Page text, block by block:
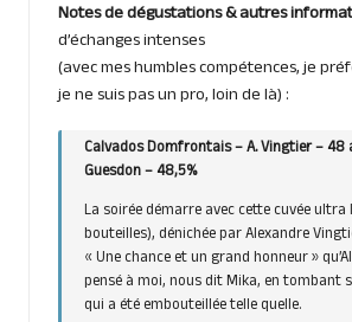
Notes de dégustations & autres
d’échanges intenses
(avec mes humbles compétences, je
je ne suis pas un pro, loin de là) :
Calvados Domfrontais – A. Vingtier – 48
Guesdon – 48,5%
La soirée démarre avec cette cuvée
bouteilles), dénichée par Alexandre
« Une chance et un grand honneur »
pensé à moi, nous dit Mika, en tombant
qui a été embouteillée telle quelle.